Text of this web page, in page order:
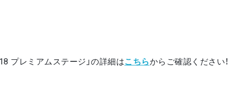
プレミアムステージ」の詳細はこちらからご確認ください！